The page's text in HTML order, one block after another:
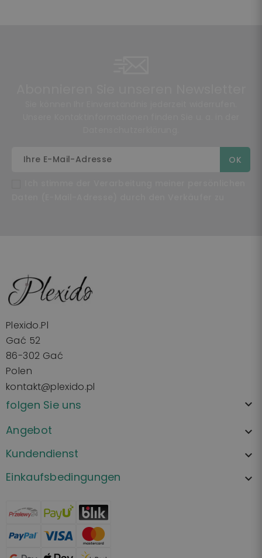
Plexido.pl
Gać 52
86-302 Gać
Polen
kontakt@plexido.pl
folgen Sie uns 
Angebot 
Kundendienst 
Einkaufsbedingungen 